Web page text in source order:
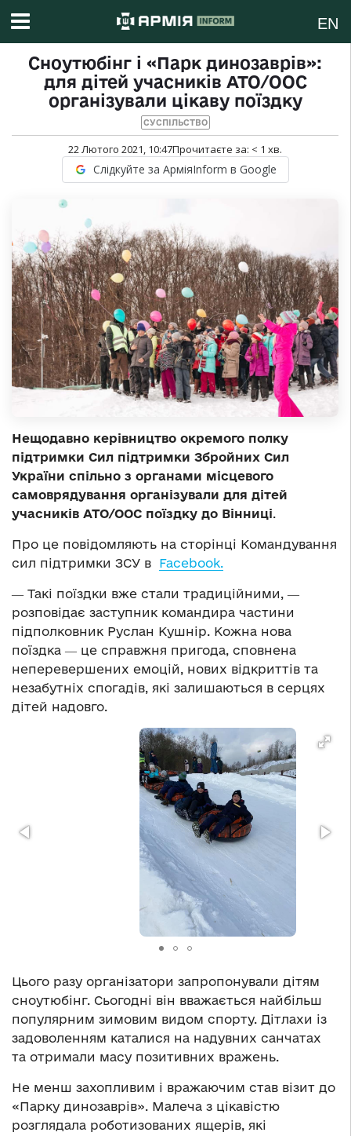
EN
Сноутюбінг і «Парк динозаврів»:
для дітей учасників АТО/ООС
організували цікаву поїздку
СУСПІЛЬСТВО
22 Лютого 2021, 10:47Прочитаєте за: < 1 хв.
Слідкуйте за АрміяInform в Google
Нещодавно керівництво окремого полку
підтримки Сил підтримки Збройних Сил
України спільно з органами місцевого
самоврядування організували для дітей
учасників АТО/ООС поїздку до Вінниці.
Про це повідомляють на сторінці Командування
сил підтримки ЗСУ в Facebook.
― Такі поїздки вже стали традиційними, ―
розповідає заступник командира частини
підполковник Руслан Кушнір. Кожна нова
поїздка ― це справжня пригода, сповнена
неперевершених емоцій, нових відкриттів та
незабутніх спогадів, які залишаються в серцях
дітей надовго.
Цього разу організатори запропонували дітям
сноутюбінг. Сьогодні він вважається найбільш
популярним зимовим видом спорту. Дітлахи із
задоволенням каталися на надувних санчатах
та отримали масу позитивних вражень.
Не менш захопливим і вражаючим став візит до
«Парку динозаврів». Малеча з цікавістю
розглядала роботизованих ящерів, які